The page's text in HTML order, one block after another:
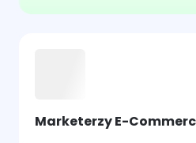
Marketerzy E-